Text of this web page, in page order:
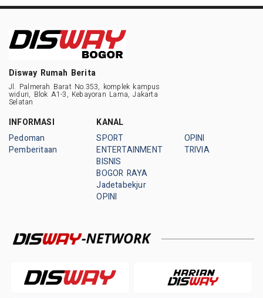
Disway Rumah Berita
Jl. Palmerah Barat No.353, komplek kampus
widuri, Blok A1-3, Kebayoran Lama, Jakarta
Selatan
INFORMASI
Pedoman
Pemberitaan
KANAL
SPORT
ENTERTAINMENT
BISNIS
BOGOR RAYA
Jadetabekjur
OPINI
OPINI
TRIVIA